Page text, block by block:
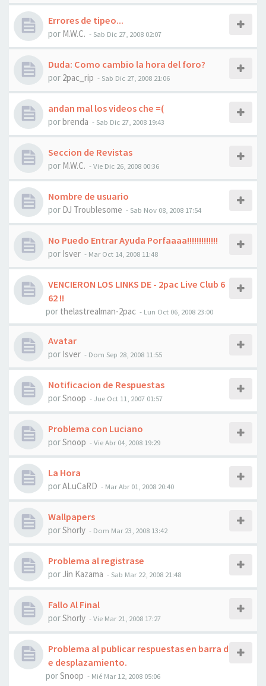
Errores de tipeo...
por M.W.C. - Sab Dic 27, 2008 02:07
Duda: Como cambio la hora del foro?
por 2pac_rip - Sab Dic 27, 2008 21:06
andan mal los videos che =(
porbrenda - Sab Dic 27, 2008 19:43
Seccion de Revistas
por M.W.C. -Vie Dic 26, 2008 00:36
Nombre de usuario
por DJ Troublesome - Sab Nov 08, 2008 17:54
No Puedo Entrar Ayuda Porfaaaa!!!!!!!!!!!!!
por Isver - Mar Oct 14, 2008 11:48
VENCIERON LOS LINKS DE - 2pac Live Club 6
62 !!
por thelastrealman-2pac - Lun Oct 06, 2008 23:00
Avatar
por Isver - Dom Sep 28, 2008 11:55
Notificacion de Respuestas
porSnoop -Jue Oct 11, 2007 01:57
Problema con Luciano
porSnoop -Vie Abr 04, 2008 19:29
La Hora
porALuCaRD - Mar Abr 01, 2008 20:40
Wallpapers
porShorly - Dom Mar 23, 2008 13:42
Problema al registrase
por Jin Kazama - Sab Mar 22, 2008 21:48
Fallo Al Final
porShorly -Vie Mar 21, 2008 17:27
Problema al publicar respuestas en barra d
e desplazamiento.
porSnoop - Mié Mar 12, 2008 05:06